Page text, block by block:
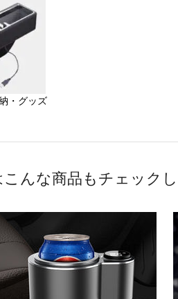
・グッズ
んな商品もチェック